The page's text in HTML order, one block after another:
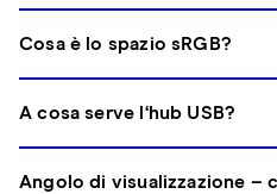
Cosa è lo spazio sRGB?
A cosa serve l‘hub USB?
Angolo di visualizzazione –